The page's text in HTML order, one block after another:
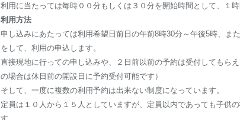
利用に当たっては毎時００分もしくは３０分を開始時間として、１
利用方法
申し込みにあたっては利用希望日前日の午前8時30分～午後5時、ま
をして、利用の申込します。
直接現地に行っての申し込みや、２日前以前の予約は受付してもら
の場合は休日前の開設日に予約受付可能です）
そして、一度に複数の利用予約は出来ない制度になっています。
定員は１０人から１５人としていますが、定員以内であっても子供